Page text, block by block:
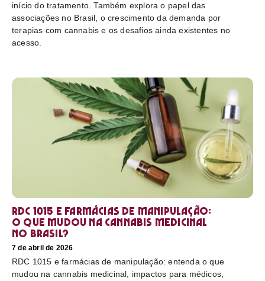
início do tratamento. Também explora o papel das
associações no Brasil, o crescimento da demanda por
terapias com cannabis e os desafios ainda existentes no
acesso.
RDC 1015 e farmácias de manipulação:
o que mudou na cannabis medicinal
no Brasil?
7 de abril de 2026
RDC 1015 e farmácias de manipulação: entenda o que
mudou na cannabis medicinal, impactos para médicos,